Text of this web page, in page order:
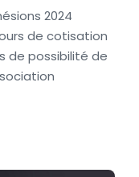
2024
de cotisation
de possibilité de